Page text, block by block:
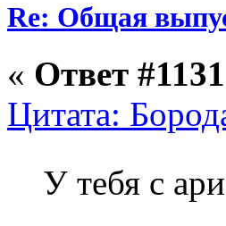
Re: Общая
« Ответ
Цитата:
У тебя с